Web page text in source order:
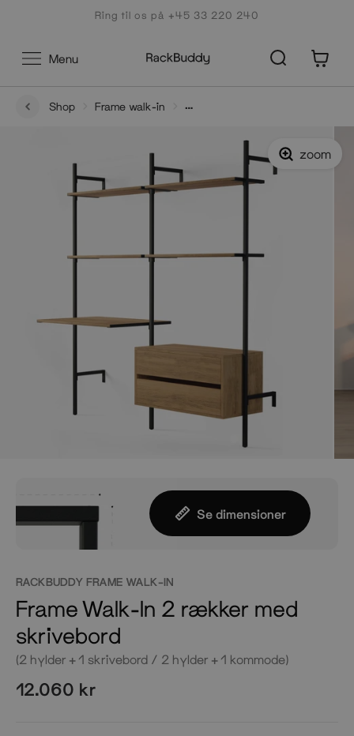
Ring til os på +45 33 220 240
Menu
Shop
Frame walk-in
zoom
Se dimensioner
RACKBUDDY FRAME WALK-IN
Frame Walk-In 2 rækker med
skrivebord
(2 hylder + 1 skrivebord / 2 hylder + 1 kommode)
12.060 kr